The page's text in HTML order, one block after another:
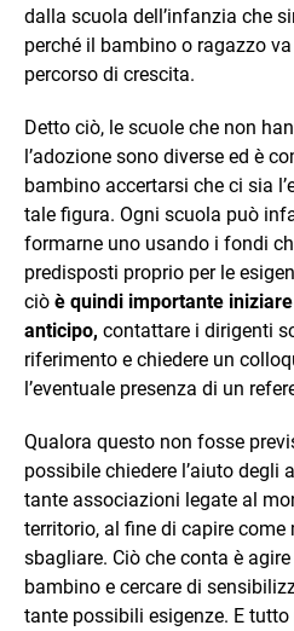
dalla scuola dell’infanzia che
perché il bambino o ragazzo
percorso di crescita.
Detto ciò, le scuole che non
l’adozione sono diverse ed è
bambino accertarsi che ci sia
tale figura. Ogni scuola può
formarne uno usando i fondi
predisposti proprio per le
ciò è quindi importante
anticipo, contattare i dirigenti
riferimento e chiedere un
l’eventuale presenza di un
Qualora questo non fosse
possibile chiedere l’aiuto degli
tante associazioni legate al
territorio, al fine di capire come
sbagliare. Ciò che conta è
bambino e cercare di
tante possibili esigenze. E tutto